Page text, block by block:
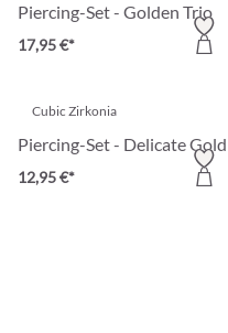
Piercing-Set - Golden Trio
17,95 €*
Cubic Zirkonia
Piercing-Set - Delicate Gold
12,95 €*